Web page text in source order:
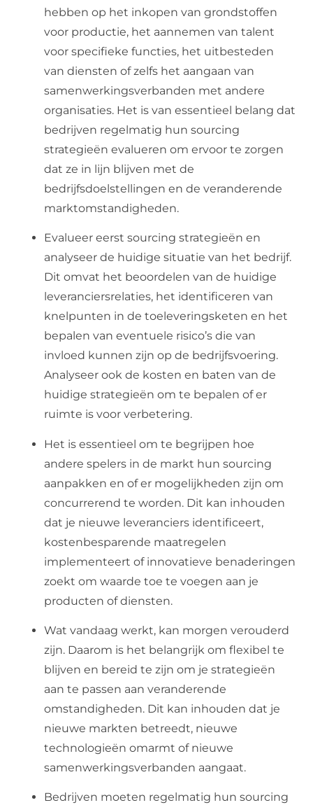
hebben op het inkopen van grondstoffen
voor productie, het aannemen van talent
voor specifieke functies, het uitbesteden
van diensten of zelfs het aangaan van
samenwerkingsverbanden met andere
organisaties. Het is van essentieel belang dat
bedrijven regelmatig hun sourcing
strategieën evalueren om ervoor te zorgen
dat ze in lijn blijven met de
bedrijfsdoelstellingen en de veranderende
marktomstandigheden.
Evalueer eerst sourcing strategieën en
analyseer de huidige situatie van het bedrijf.
Dit omvat het beoordelen van de huidige
leveranciersrelaties, het identificeren van
knelpunten in de toeleveringsketen en het
bepalen van eventuele risico’s die van
invloed kunnen zijn op de bedrijfsvoering.
Analyseer ook de kosten en baten van de
huidige strategieën om te bepalen of er
ruimte is voor verbetering.
Het is essentieel om te begrijpen hoe
andere spelers in de markt hun sourcing
aanpakken en of er mogelijkheden zijn om
concurrerend te worden. Dit kan inhouden
dat je nieuwe leveranciers identificeert,
kostenbesparende maatregelen
implementeert of innovatieve benaderingen
zoekt om waarde toe te voegen aan je
producten of diensten.
Wat vandaag werkt, kan morgen verouderd
zijn. Daarom is het belangrijk om flexibel te
blijven en bereid te zijn om je strategieën
aan te passen aan veranderende
omstandigheden. Dit kan inhouden dat je
nieuwe markten betreedt, nieuwe
technologieën omarmt of nieuwe
samenwerkingsverbanden aangaat.
Bedrijven moeten regelmatig hun sourcing